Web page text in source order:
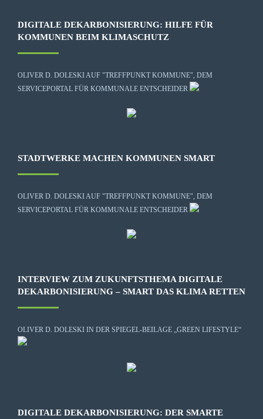
DIGITALE DEKARBONISIERUNG: HILFE FÜR
KOMMUNEN BEIM KLIMASCHUTZ
OLIVER D. DOLESKI AUF "TREFFPUNKT KOMMUNE", DEM
SERVICEPORTAL FÜR KOMMUNALE ENTSCHEIDER
STADTWERKE MACHEN KOMMUNEN SMART
OLIVER D. DOLESKI AUF "TREFFPUNKT KOMMUNE", DEM
SERVICEPORTAL FÜR KOMMUNALE ENTSCHEIDER
INTERVIEW ZUM ZUKUNFTSTHEMA DIGITALE
DEKARBONISIERUNG – SMART DAS KLIMA RETTEN
OLIVER D. DOLESKI IN DER SPIEGEL-BEILAGE „GREEN LIFESTYLE“
DIGITALE DEKARBONISIERUNG: DER SMARTE